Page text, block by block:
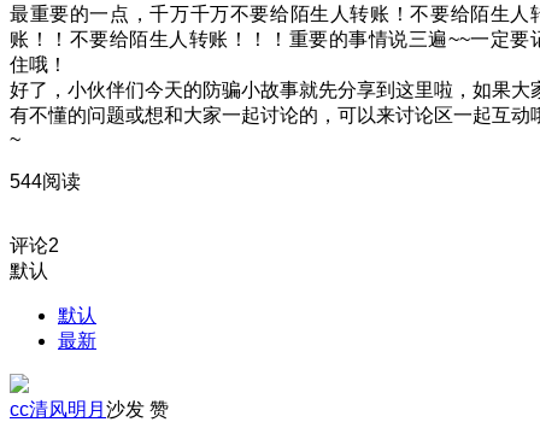
最重要的一点，千万千万不要给陌生人转账！不要给陌生人
账！！不要给陌生人转账！！！重要的事情说三遍~~一定要
住哦！
好了，小伙伴们今天的防骗小故事就先分享到这里啦，如果大
有不懂的问题或想和大家一起讨论的，可以来讨论区一起互动
~
544阅读
评论2
默认
默认
最新
cc清风明月 沙发 赞